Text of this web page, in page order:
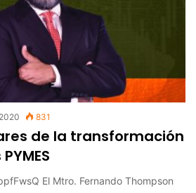
831
de la transformación
El Mtro. Fernando Thompson